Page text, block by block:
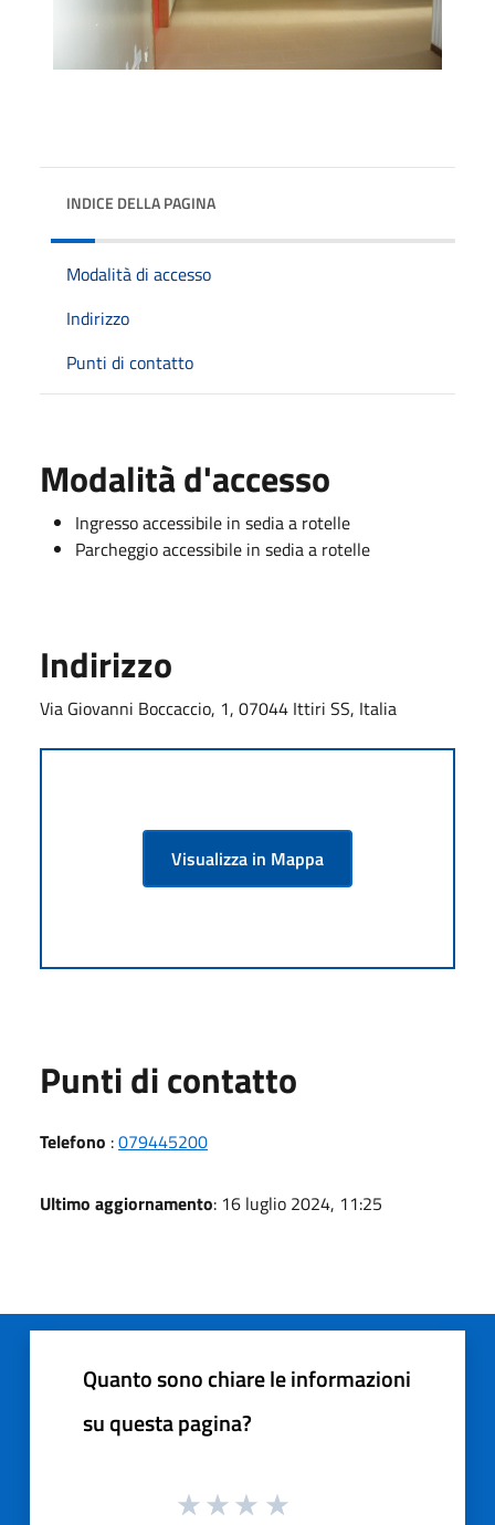
INDICE DELLA PAGINA
Modalità di accesso
Indirizzo
Punti di contatto
Modalità d'accesso
Ingresso accessibile in sedia a rotelle
Parcheggio accessibile in sedia a rotelle
Indirizzo
Via Giovanni Boccaccio, 1, 07044 Ittiri SS, Italia
Visualizza in Mappa
Punti di contatto
Telefono :079445200
Ultimo aggiornamento: 16 luglio 2024, 11:25
Quanto sono chiare le informazioni
su questa pagina?